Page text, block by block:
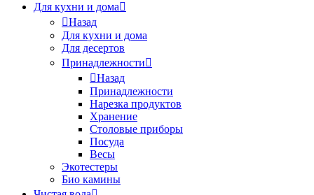
Для кухни и дома
Назад
Для кухни и дома
Для десертов
Принадлежности
Назад
Принадлежности
Нарезка продуктов
Хранение
Столовые приборы
Посуда
Весы
Экотестеры
Био камины